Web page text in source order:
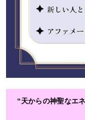
“天からの神聖なエ